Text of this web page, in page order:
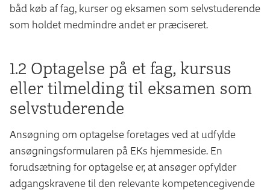
båd køb af fag, kurser og eksamen som selvstuderende
som holdet medmindre andet er præciseret.
1.2 Optagelse på et fag, kursus
eller tilmelding til eksamen som
selvstuderende
Ansøgning om optagelse foretages ved at udfylde
ansøgningsformularen på EKs hjemmeside. En
forudsætning for optagelse er, at ansøger opfylder
adgangskravene til den relevante kompetencegivende